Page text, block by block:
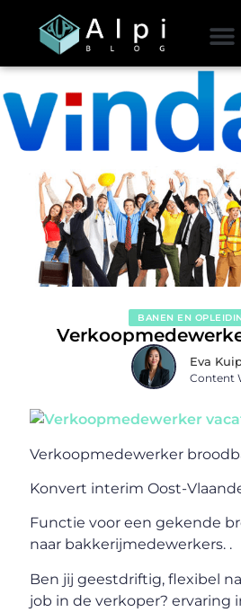
BANEN EN
Eva
Content
Verkoopmedewerker
Konvert interim Oost-
Functie voor een gekende
naar bakkerijmedewerkers. .
Ben jij geestdriftig, flexibel
job in de verkoper? ervaring